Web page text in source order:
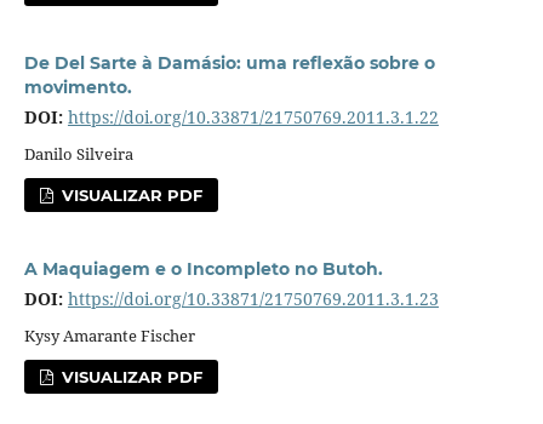
De Del Sarte à Damásio: uma reflexão sobre o
movimento.
DOI: https://doi.org/10.33871/21750769.2011.3.1.22
Danilo Silveira
VISUALIZAR PDF
A Maquiagem e o Incompleto no Butoh.
DOI: https://doi.org/10.33871/21750769.2011.3.1.23
Kysy Amarante Fischer
VISUALIZAR PDF